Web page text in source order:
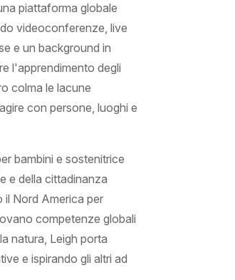
piattaforma globale
videoconferenze, live
e un background in
l'apprendimento degli
colma le lacune
con persone, luoghi e
bambini e sostenitrice
e della cittadinanza
il Nord America per
competenze globali
natura, Leigh porta
e ispirando gli altri ad